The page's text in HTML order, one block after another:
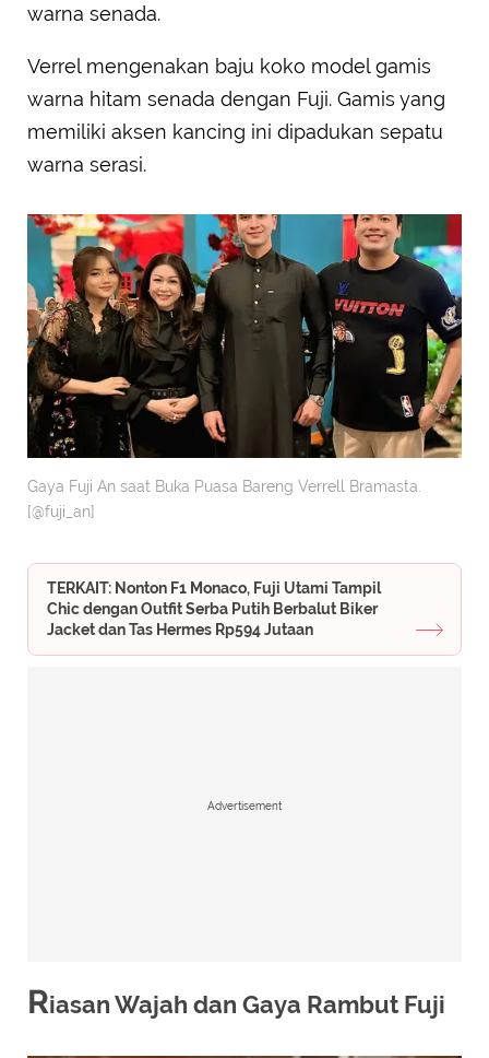
warna senada.
Verrel mengenakan baju koko model gamis
warna hitam senada dengan Fuji. Gamis yang
memiliki aksen kancing ini dipadukan sepatu
warna serasi.
Gaya Fuji An saat Buka Puasa Bareng Verrell Bramasta.
[@fuji_an]
TERKAIT: Nonton F1 Monaco, Fuji Utami Tampil
Chic dengan Outfit Serba Putih Berbalut Biker
Jacket dan Tas Hermes Rp594 Jutaan
Advertisement
Riasan Wajah dan Gaya Rambut Fuji